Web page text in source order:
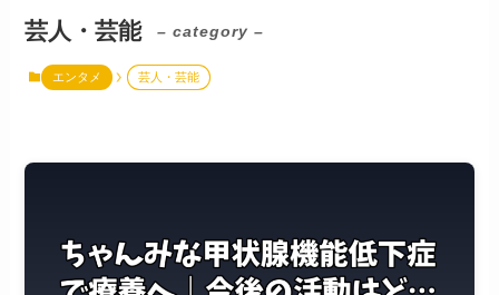
芸人・芸能 – category –
エンタメ 芸人・芸能